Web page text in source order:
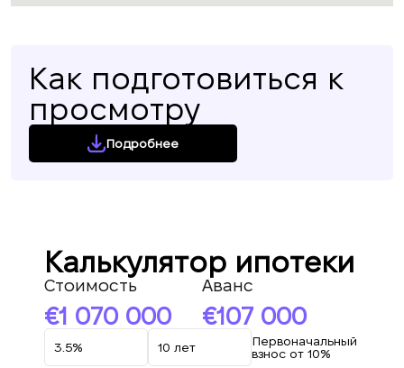
Как подготовиться к
просмотру
Подробнее
Калькулятор ипотеки
Стоимость
1 070 000
Аванс
107 000
Первоначальный
взнос от 10%